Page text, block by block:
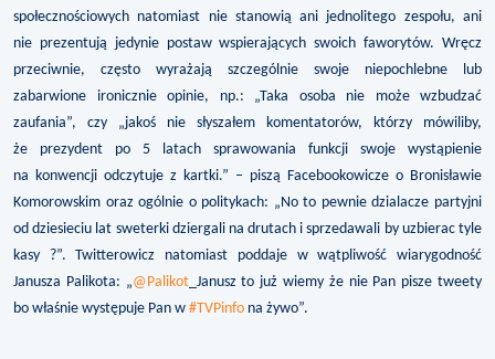
społecznościowych natomiast nie stanowią ani jednolitego zespołu, ani
nie prezentują jedynie postaw wspierających swoich faworytów. Wręcz
przeciwnie, często wyrażają szczególnie swoje niepochlebne lub
zabarwione ironicznie opinie, np.: „Taka osoba nie może wzbudzać
zaufania”, czy „jakoś nie słyszałem komentatorów, którzy mówiliby,
że prezydent po 5 latach sprawowania funkcji swoje wystąpienie
na konwencji odczytuje z kartki.” – piszą Facebookowicze o Bronisławie
Komorowskim oraz ogólnie o politykach: „No to pewnie dzialacze partyjni
od dziesieciu lat sweterki dziergali na drutach i sprzedawali by uzbierac tyle
kasy ?”. Twitterowicz natomiast poddaje w wątpliwość wiarygodność
Janusza Palikota: „@Palikot_Janusz to już wiemy że nie Pan pisze tweety
bo właśnie występuje Pan w #TVPinfo na żywo”.